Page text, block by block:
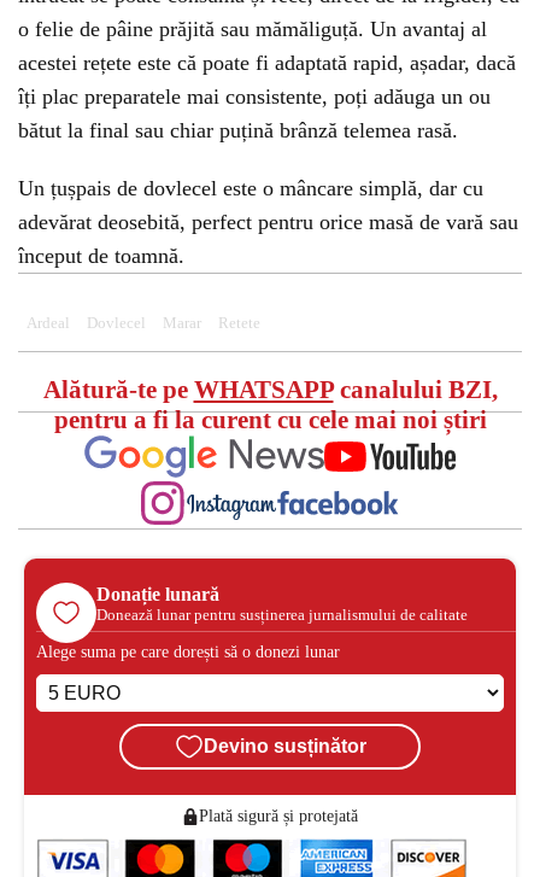
o felie de pâine prăjită sau mămăliguță. Un avantaj al
acestei rețete este că poate fi adaptată rapid, așadar, dacă
îți plac preparatele mai consistente, poți adăuga un ou
bătut la final sau chiar puțină brânză telemea rasă.
Un țușpais de dovlecel este o mâncare simplă, dar cu
adevărat deosebită, perfect pentru orice masă de vară sau
început de toamnă.
Ardeal Dovlecel Marar Retete
Alătură-te pe WHATSAPPcanalului BZI,
pentru a fi la curent cu cele mai noi știri
Donație lunară
Donează lunar pentru susținerea jurnalismului de calitate
Alege suma pe care dorești să o donezi lunar
Devino susținător
Plată sigură și protejată